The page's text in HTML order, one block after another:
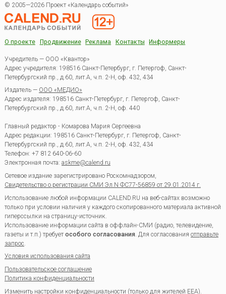
© 2005—2026 Проект «Календарь событий»
О проекте Продвижение Реклама Контакты Информеры
Учредитель — ООО «Квантор»
Адрес учредителя: 198516 Санкт-Петербург, г. Петергоф, Санкт-
Петербургский пр., д.60, лит.А, ч.п. 2-Н, оф. 432, 434
Издатель — ООО «МЕДИО»
Адрес издателя: 198516 Санкт-Петербург, г. Петергоф, Санкт-
Петербургский пр., д.60, лит.А, ч.п. 2-Н, оф. 440
Главный редактор - Комарова Мария Сергеевна
Адрес редакции: 198516 Санкт-Петербург, г. Петергоф, Санкт-
Петербургский пр., д.60, лит.А, ч.п. 2-Н, оф. 432, 434
Телефон: +7 812 640-06-60
Электронная почта: askme@calend.ru
Сетевое издание зарегистрировано Роскомнадзором,
Свидетельство о регистрации СМИ Эл.N ФС77-56859 от 29.01.2014 г.
Использование любой информации CALEND.RU на веб-сайтах возможно
только при условии наличия у каждого скопированного материала активной
гиперссылки на страницу-источник.
Использование информации сайта в оффлайн-СМИ (радио, телевидение,
газеты и т.п.) требуетособого согласования . Для согласования отправьте
запрос
Условия использования сайта
Пользовательское соглашение
Политика конфиденциальности
Изменить настройки конфиденциальности (только для жителей EEA).